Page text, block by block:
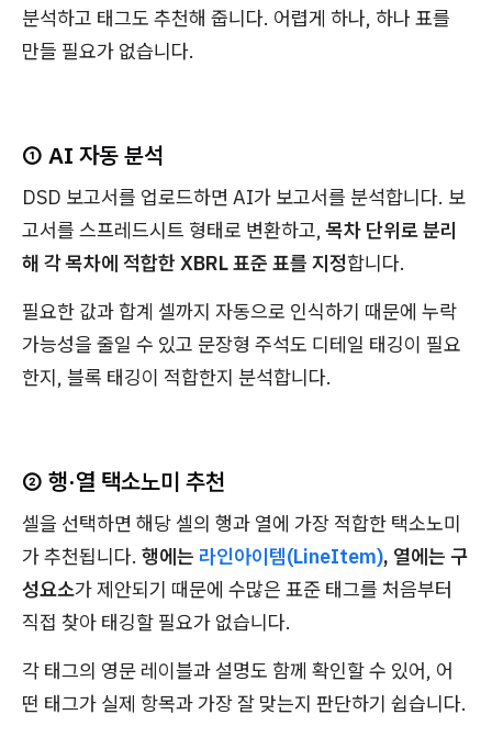
분석하고 태그도 추천해 줍니다. 어렵게 하나, 하나 표를
만들 필요가 없습니다.
① AI 자동 분석
DSD 보고서를 업로드하면 AI가 보고서를 분석합니다. 보
고서를 스프레드시트 형태로 변환하고,목차 단위로 분리
해 각 목차에 적합한 XBRL 표준 표를 지정합니다.
필요한 값과 합계 셀까지 자동으로 인식하기 때문에 누락
가능성을 줄일 수 있고 문장형 주석도 디테일 태깅이 필요
한지, 블록 태깅이 적합한지 분석합니다.
② 행·열 택소노미 추천
셀을 선택하면 해당 셀의 행과 열에 가장 적합한 택소노미
가 추천됩니다. 행에는 라인아이템(LineItem), 열에는 구
성요소가 제안되기 때문에 수많은 표준 태그를 처음부터
직접 찾아 태깅할 필요가 없습니다.
각 태그의 영문 레이블과 설명도 함께 확인할 수 있어, 어
떤 태그가 실제 항목과 가장 잘 맞는지 판단하기 쉽습니다.